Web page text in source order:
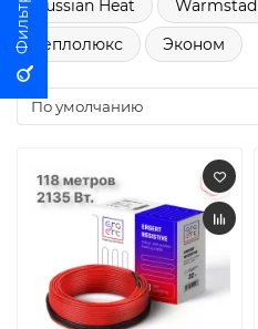
Russian Heat
Warmstad
Теплолюкс
Эконом